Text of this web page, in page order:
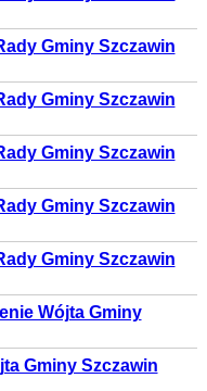
Gminy Szczawin
Gminy Szczawin
Gminy Szczawin
Gminy Szczawin
Gminy Szczawin
Wójta Gminy
Gminy Szczawin